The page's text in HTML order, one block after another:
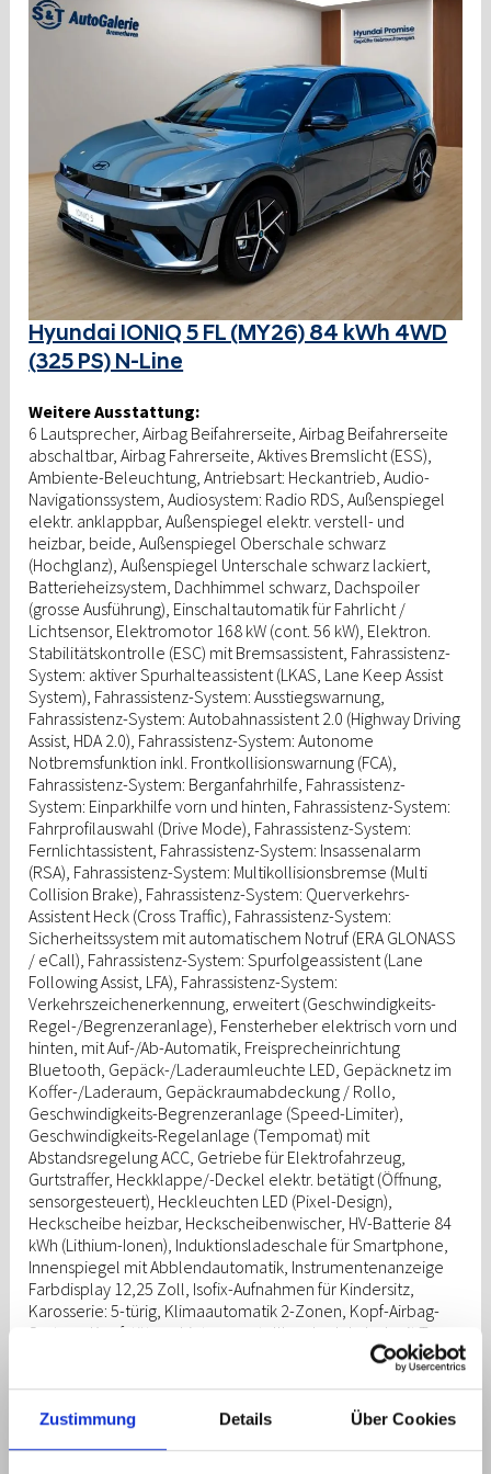
Zustimmung Details Über Cookies
Hyundai IONIQ 5 FL (MY26) 84 kWh 4WD
(325 PS) N-Line
Weitere Ausstattung:
6 Lautsprecher, Airbag Beifahrerseite, Airbag Beifahrerseite
abschaltbar, Airbag Fahrerseite, Aktives Bremslicht (ESS),
Ambiente-Beleuchtung, Antriebsart: Heckantrieb, Audio-
Navigationssystem, Audiosystem: Radio RDS, Außenspiegel
elektr. anklappbar, Außenspiegel elektr. verstell- und
heizbar, beide, Außenspiegel Oberschale schwarz
(Hochglanz), Außenspiegel Unterschale schwarz lackiert,
Batterieheizsystem, Dachhimmel schwarz, Dachspoiler
(grosse Ausführung), Einschaltautomatik für Fahrlicht /
Lichtsensor, Elektromotor 168 kW (cont. 56 kW), Elektron.
Stabilitätskontrolle (ESC) mit Bremsassistent, Fahrassistenz-
System: aktiver Spurhalteassistent (LKAS, Lane Keep Assist
System), Fahrassistenz-System: Ausstiegswarnung,
Fahrassistenz-System: Autobahnassistent 2.0 (Highway Driving
Assist, HDA 2.0), Fahrassistenz-System: Autonome
Notbremsfunktion inkl. Frontkollisionswarnung (FCA),
Fahrassistenz-System: Berganfahrhilfe, Fahrassistenz-
System: Einparkhilfe vorn und hinten, Fahrassistenz-System:
Fahrprofilauswahl (Drive Mode), Fahrassistenz-System:
Fernlichtassistent, Fahrassistenz-System: Insassenalarm
(RSA), Fahrassistenz-System: Multikollisionsbremse (Multi
Collision Brake), Fahrassistenz-System: Querverkehrs-
Assistent Heck (Cross Traffic), Fahrassistenz-System:
Sicherheitssystem mit automatischem Notruf (ERA GLONASS
/ eCall), Fahrassistenz-System: Spurfolgeassistent (Lane
Following Assist, LFA), Fahrassistenz-System:
Verkehrszeichenerkennung, erweitert (Geschwindigkeits-
Regel-/Begrenzeranlage), Fensterheber elektrisch vorn und
hinten, mit Auf-/Ab-Automatik, Freisprecheinrichtung
Bluetooth, Gepäck-/Laderaumleuchte LED, Gepäcknetz im
Koffer-/Laderaum, Gepäckraumabdeckung / Rollo,
Geschwindigkeits-Begrenzeranlage (Speed-Limiter),
Geschwindigkeits-Regelanlage (Tempomat) mit
Abstandsregelung ACC, Getriebe für Elektrofahrzeug,
Gurtstraffer, Heckklappe/-Deckel elektr. betätigt (Öffnung,
sensorgesteuert), Heckleuchten LED (Pixel-Design),
Heckscheibe heizbar, Heckscheibenwischer, HV-Batterie 84
kWh (Lithium-Ionen), Induktionsladeschale für Smartphone,
Innenspiegel mit Abblendautomatik, Instrumentenanzeige
Farbdisplay 12,25 Zoll, Isofix-Aufnahmen für Kindersitz,
Karosserie: 5-türig, Klimaautomatik 2-Zonen, Kopf-Airbag-
System, Kopfstützen hinten verstellbar, Ladekabel mit Typ
2-Stecker, Ladevorrichtung On-Board-Lader (3-Phasen),
LED-Paket, Lendenwirbelstütze Sitz vorn links, elektr.
verstellbar, Lenkrad (Sport/Leder), Lenkrad mit